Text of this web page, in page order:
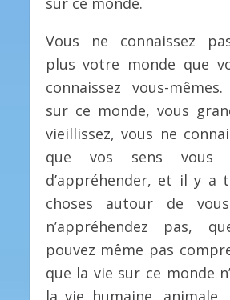
Vous ne connaissez
plus votre monde que
connaissez vous-
sur ce monde, vous
vieillissez, vous ne
que vos sens vous
d’appréhender, et il y a
choses autour de
n’appréhendez pas,
pouvez même pas
que la vie sur ce monde
la vie humaine, animale,